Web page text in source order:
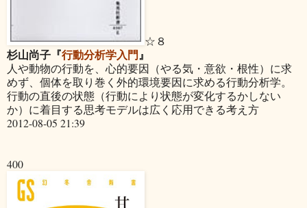
☆８
杉山尚子『行動分析学入門』
人や動物の行動を、心的要因（やる気・意欲・根性）に求
めず、個体を取り巻く外的環境要因に求める行動分析学。
行動の直後の状態（行動により状態が変化するかしない
か）に着目する思考モデルは広く応用できる考え方
2012-08-05 21:39
400